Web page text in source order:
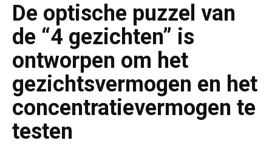
De optische puzzel van
de “4 gezichten” is
ontworpen om het
gezichtsvermogen en het
concentratievermogen te
testen